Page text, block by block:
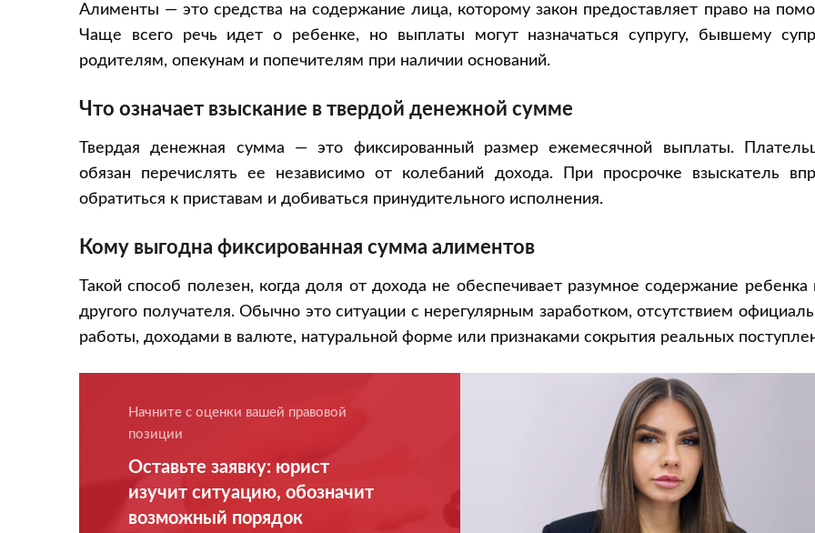
Алименты — это средства на содержание лица, которому закон предоставляет право на
Чаще всего речь идет о ребенке, но выплаты могут назначаться супругу, бывшему
родителям, опекунам и попечителям при наличии оснований.
Что означает взыскание в твердой денежной сумме
Твердая денежная сумма — это фиксированный размер ежемесячной выплаты.
обязан перечислять ее независимо от колебаний дохода. При просрочке взыскатель
обратиться к приставам и добиваться принудительного исполнения.
Кому выгодна фиксированная сумма алиментов
Такой способ полезен, когда доля от дохода не обеспечивает разумное содержание ребенка
другого получателя. Обычно это ситуации с нерегулярным заработком, отсутствием
работы, доходами в валюте, натуральной форме или признаками сокрытия реальных
Начните с оценки вашей правовой
позиции
Оставьте заявку: юрист
изучит ситуацию, обозначит
возможный порядок